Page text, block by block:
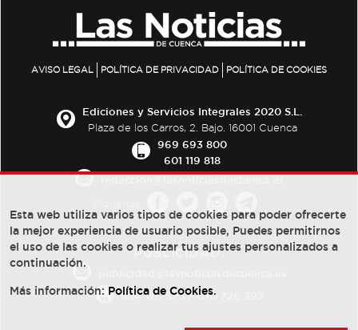
AVISO LEGAL POLÍTICA DE PRIVACIDAD POLÍTICA DE COOKIES
Ediciones y Servicios Integrales 2020 S.L.
Plaza de los Carros, 2. Bajo. 16001 Cuenca
969 693 800
601 119 818
PUBLICIDAD:
684 126 573/670 726 392
Esta web utiliza varios tipos de cookies para poder ofrecerte
la mejor experiencia de usuario posible, Puedes permitirnos
el uso de las cookies o realizar tus ajustes personalizados a
continuación.
Más información: Política de Cookies.